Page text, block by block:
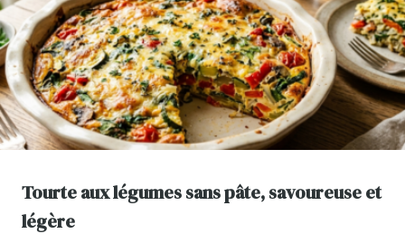
Tourte aux légumes sans pâte, savoureuse et
légère